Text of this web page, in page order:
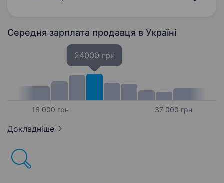
Середня зарплата продавця в Україні
16 000 грн
24000 грн
37 000 грн
Докладніше